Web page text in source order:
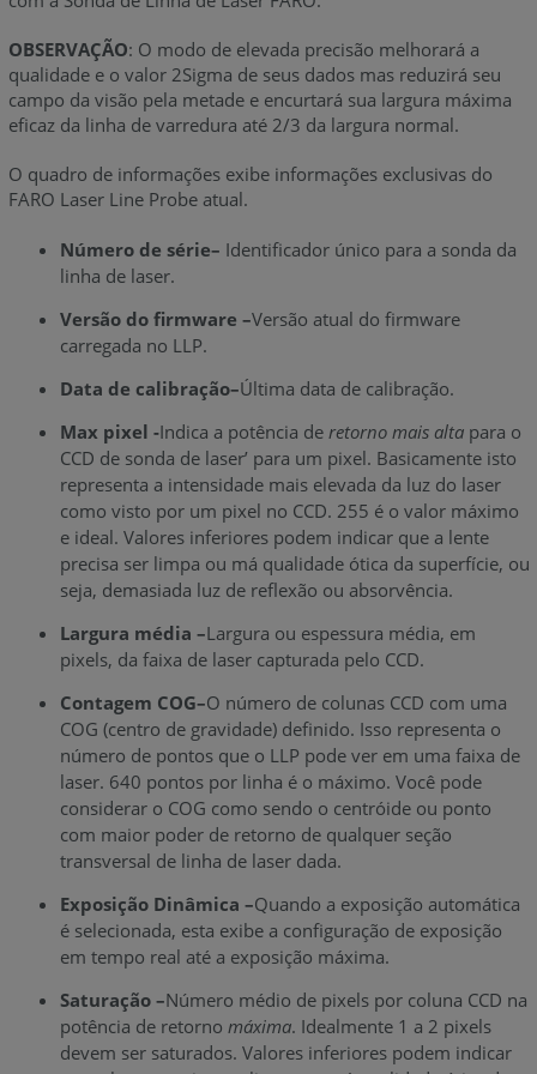
OBSERVAÇÃO: O modo de elevada precisão melhorará a
qualidade e o valor 2Sigma de seus dados mas reduzirá seu
campo da visão pela metade e encurtará sua largura máxima
eficaz da linha de varredura até 2/3 da largura normal.
O quadro de informações exibe informações exclusivas do
FARO Laser Line Probe atual.
Número de série– Identificador único para a sonda da
linha de laser.
Versão do firmware –Versão atual do firmware
carregada no LLP.
Data de calibração–Última data de calibração.
Max pixel -Indica a potência de retorno mais altapara o
CCD de sonda de laser’ para um pixel. Basicamente isto
representa a intensidade mais elevada da luz do laser
como visto por um pixel no CCD. 255 é o valor máximo
e ideal. Valores inferiores podem indicar que a lente
precisa ser limpa ou má qualidade ótica da superfície, ou
seja, demasiada luz de reflexão ou absorvência.
Largura média –Largura ou espessura média, em
pixels, da faixa de laser capturada pelo CCD.
Contagem COG–O número de colunas CCD com uma
COG (centro de gravidade) definido. Isso representa o
número de pontos que o LLP pode ver em uma faixa de
laser. 640 pontos por linha é o máximo. Você pode
considerar o COG como sendo o centróide ou ponto
com maior poder de retorno de qualquer seção
transversal de linha de laser dada.
Exposição Dinâmica –Quando a exposição automática
é selecionada, esta exibe a configuração de exposição
em tempo real até a exposição máxima.
Saturação –Número médio de pixels por coluna CCD na
potência de retorno máxima. Idealmente 1 a 2 pixels
devem ser saturados. Valores inferiores podem indicar